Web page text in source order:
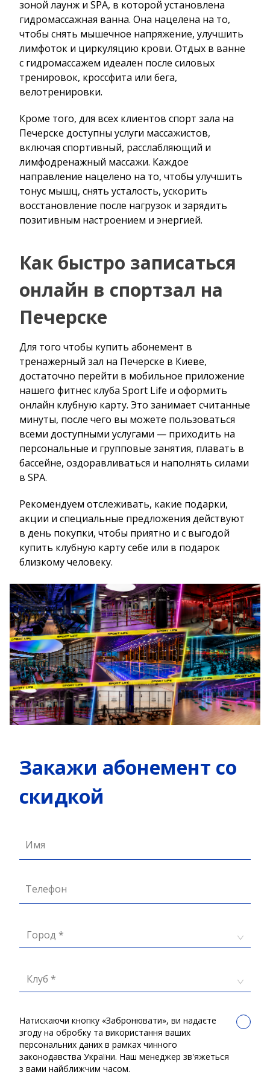
зоной лаунж и SPA, в которой установлена
гидромассажная ванна. Она нацелена на то,
чтобы снять мышечное напряжение, улучшить
лимфоток и циркуляцию крови. Отдых в ванне
с гидромассажем идеален после силовых
тренировок, кроссфита или бега,
велотренировки.
Кроме того, для всех клиентов спорт зала на
Печерске доступны услуги массажистов,
включая спортивный, расслабляющий и
лимфодренажный массажи. Каждое
направление нацелено на то, чтобы улучшить
тонус мышц, снять усталость, ускорить
восстановление после нагрузок и зарядить
позитивным настроением и энергией.
Как быстро записаться
онлайн в спортзал на
Печерске
Для того чтобы купить абонемент в
тренажерный зал на Печерске в Киеве,
достаточно перейти в мобильное приложение
нашего фитнес клуба Sport Life и оформить
онлайн клубную карту. Это занимает считанные
минуты, после чего вы можете пользоваться
всеми доступными услугами — приходить на
персональные и групповые занятия, плавать в
бассейне, оздоравливаться и наполнять силами
в SPA.
Рекомендуем отслеживать, какие подарки,
акции и специальные предложения действуют
в день покупки, чтобы приятно и с выгодой
купить клубную карту себе или в подарок
близкому человеку.
Закажи абонемент со
скидкой
Имя
Телефон
Город *
Клуб *
Натискаючи кнопку «Забронювати», ви надаєте
згоду на обробку та використання ваших
персональних даних в рамках чинного
законодавства України. Наш менеджер зв'яжеться
з вами найближчим часом.